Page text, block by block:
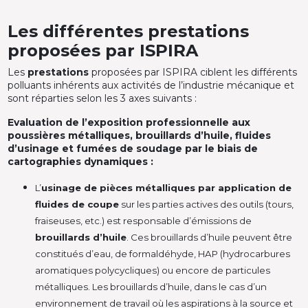
Les différentes prestations
proposées par ISPIRA
Les prestations proposées par ISPIRA ciblent les différents
polluants inhérents aux activités de l’industrie mécanique et
sont réparties selon les 3 axes suivants :
Evaluation de l’exposition professionnelle aux
poussières métalliques, brouillards d’huile, fluides
d’usinage et fumées de soudage par le biais de
cartographies dynamiques :
L’usinage de pièces métalliques par application de
fluides de coupe sur les parties actives des outils (tours,
fraiseuses, etc.) est responsable d’émissions de
brouillards d’huile . Ces brouillards d’huile peuvent être
constitués d’eau, de formaldéhyde, HAP (hydrocarbures
aromatiques polycycliques) ou encore de particules
métalliques. Les brouillards d’huile, dans le cas d’un
environnement de travail où les aspirations à la source et